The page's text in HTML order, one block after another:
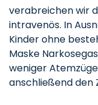
verabreichen wir
intravenös. In
Kinder ohne
Maske
weniger
anschließend den